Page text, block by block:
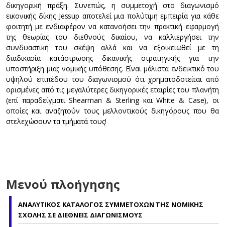
δικηγορική πράξη. Συνεπώς, η συμμετοχή στο διαγωνισμό
εικονικής δίκης Jessup αποτελεί μια πολύτιμη εμπειρία για κάθε
φοιτητή με ενδιαφέρον να κατανοήσει την πρακτική εφαρμογή
της θεωρίας του διεθνούς δικαίου, να καλλιεργήσει την
συνδυαστική του σκέψη αλλά και να εξοικειωθεί με τη
διαδικασία κατάστρωσης δικανικής στρατηγικής για την
υποστήριξη μιας νομικής υπόθεσης. Είναι μάλιστα ενδεικτικό του
υψηλού επιπέδου του διαγωνισμού ότι χρηματοδοτείται από
ορισμένες από τις μεγαλύτερες δικηγορικές εταιρίες του πλανήτη
(επί παραδείγματι Shearman & Sterling και White & Case), οι
οποίες και αναζητούν τους μελλοντικούς δικηγόρους που θα
στελεχώσουν τα τμήματά τους!
Μενού πλοήγησης
ΑΝΑΛΥΤΙΚΟΣ ΚΑΤΑΛΟΓΟΣ ΣΥΜΜΕΤΟΧΩΝ ΤΗΣ ΝΟΜΙΚΗΣ
ΣΧΟΛΗΣ ΣΕ ΔΙΕΘΝΕΙΣ ΔΙΑΓΩΝΙΣΜΟΥΣ